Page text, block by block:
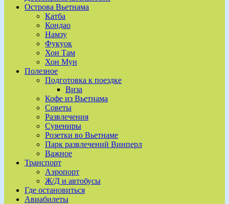
Острова Вьетнама
Катба
Кондао
Намзу
Фукуок
Хон Там
Хон Мун
Полезное
Подготовка к поездке
Виза
Кофе из Вьетнама
Советы
Развлечения
Сувениры
Розетки во Вьетнаме
Парк развлечений Винперл
Важное
Транспорт
Аэропорт
Ж/Д и автобусы
Где остановиться
Авиабилеты